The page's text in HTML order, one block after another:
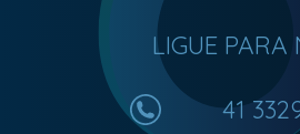
LIGUE PARA
41